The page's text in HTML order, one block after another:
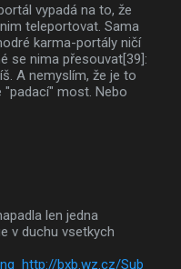
vypadá na to, že
teleportovat. Sama
karma-portály ničí
se nima přesouvat[39]:
A nemyslím, že je to
"padací" most. Nebo
len jedna
v duchu vsetkych
http://bxb.wz.cz/Sub